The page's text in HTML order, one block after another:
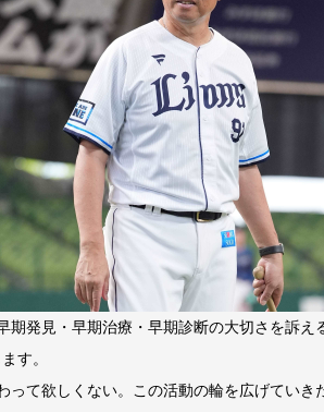
発見・早期治療・早期診断の大切さを訴え
す。
て欲しくない。この活動の輪を広げていき